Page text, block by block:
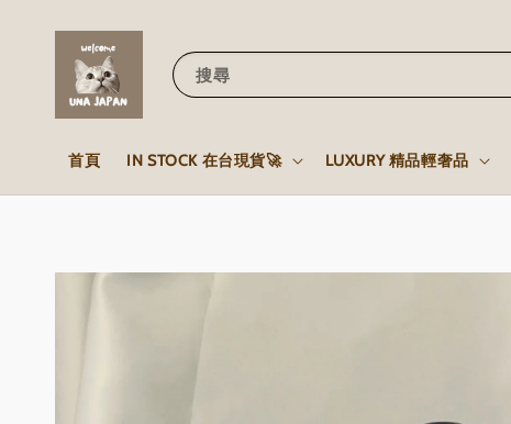
搜尋
首頁 IN STOCK 在台現貨🚀 LUXURY 精品輕奢品